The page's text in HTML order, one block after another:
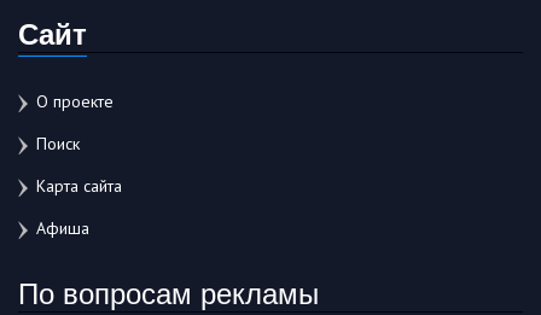
Сайт
О проекте
Поиск
Карта сайта
Афиша
По вопросам рекламы